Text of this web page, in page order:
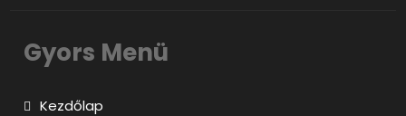
Gyors Menü
Kezdőlap